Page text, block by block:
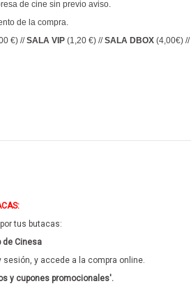
de cine sin previo aviso.
de la compra.
€) //SALA VIP (1,20 €) //SALA DBOX (4,00€) //
por tus butacas:
de Cinesa
sesión, y accede a la compra online.
y cupones promocionales'.